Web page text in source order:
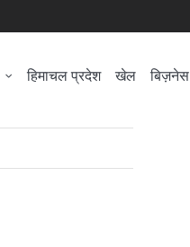
हिमाचल प्रदेश खेल बिज़नेस